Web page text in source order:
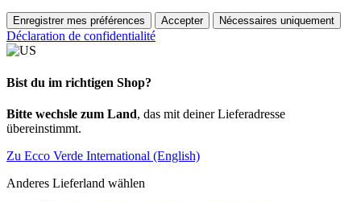
Enregistrer mes préférences Accepter Nécessaires uniquement
Déclaration de confidentialité
Bist du im richtigen Shop?
Bitte wechsle zum Land, das mit deiner Lieferadresse
übereinstimmt.
Zu Ecco Verde International (English)
Anderes Lieferland wählen